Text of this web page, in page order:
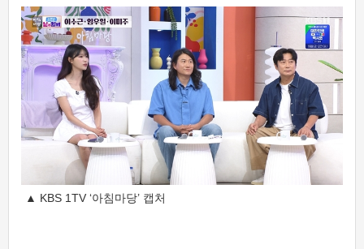
▲ KBS 1TV ‘아침마당’ 캡처